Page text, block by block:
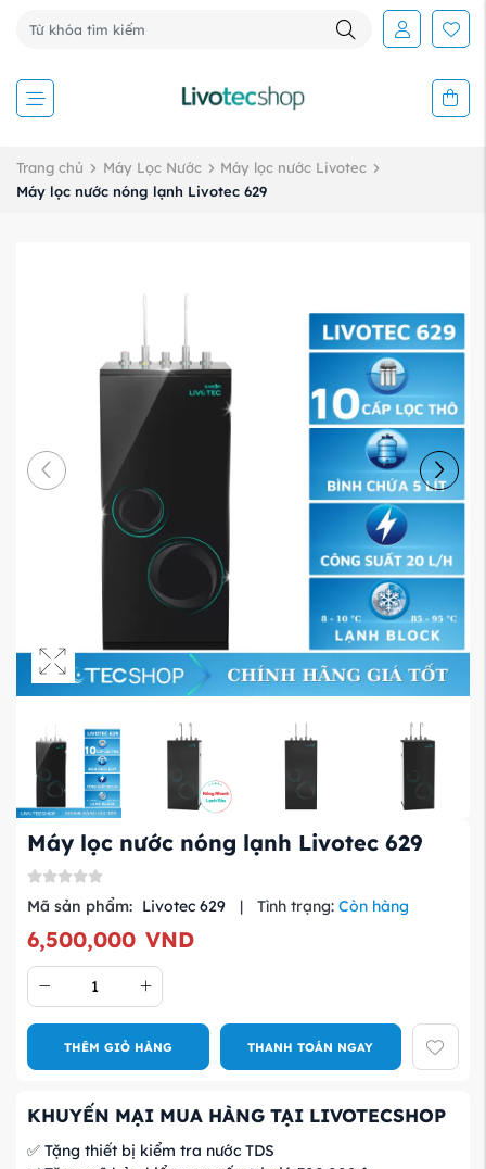
Trang chủ Máy Lọc Nước
Máy lọc nước Livotec
Máy lọc nước nóng lạnh Livotec 629
Máy lọc nước nóng lạnh Livotec 629
Mã sản phẩm: Livotec 629 | Tình trạng: Còn hàng
6,500,000 VND
THÊM GIỎ HÀNG THANH TOÁN NGAY
KHUYẾN MẠI MUA HÀNG TẠI LIVOTECSHOP
✅ Tặng thiết bị kiểm tra nước TDS